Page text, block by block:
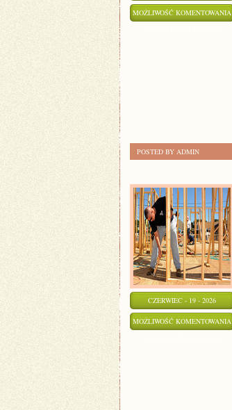
MOŻLIWOŚĆ KOMENTOWANIA
POSTED BY ADMIN
CZERWIEC - 19 - 2026
MOŻLIWOŚĆ KOMENTOWANIA